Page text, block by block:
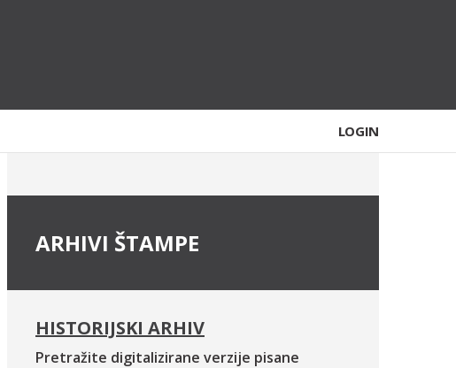
LOGIN
ARHIVI ŠTAMPE
HISTORIJSKI ARHIV
Pretražite digitalizirane verzije pisane